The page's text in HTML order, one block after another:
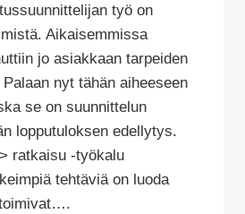
työ on
Aikaisemmissa
jo asiakkaan tarpeiden
nyt tähän aiheeseen
se on suunnittelun
lopputuloksen edellytys.
ratkaisu -työkalu
tehtäviä on luoda